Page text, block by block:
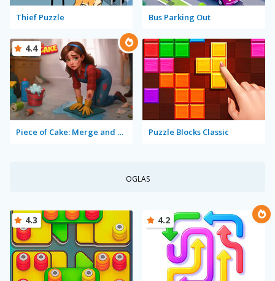
Thief Puzzle Bus Parking Out
Piece of Cake: Merge and Bake
4.4
Puzzle Blocks Classic
OGLAS
4.3 4.2